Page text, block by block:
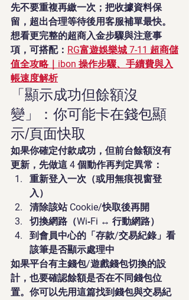
先不要重複再繳一次；把收據資料保
留，超出合理等待後用客服補單最快。
想看更完整的超商入金步驟與注意事
項，可搭配： RG富遊娛樂城 7-11 超商儲
值全攻略｜ibon 操作步驟、手續費與入
帳速度解析
「顯示成功但餘額沒
變」：你可能卡在錢包顯
示/頁面快取
如果你確定付款成功，但前台餘額沒有
更新，先做這 4 個動作再判定異常：
重新登入一次（或用無痕視窗登
入）
清除該站 Cookie/快取後再開
切換網路（Wi‑Fi ↔ 行動網路）
到會員中心的「存款/交易紀錄」看
該筆是否顯示處理中
如果平台有主錢包/遊戲錢包切換的設
計，也要確認餘額是否在不同錢包位
置。你可以先用這篇找到錢包與交易紀